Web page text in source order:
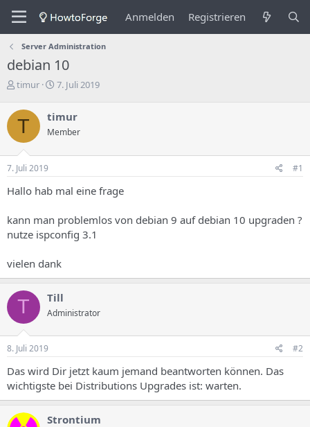
Anmelden Registrieren
Server Administration
debian 10
E
s
t
l
l
e
d
s
T
m
s
timur
E
t
e
l
g
d
a
u
m
7. Juli 2019
T timur
Member
7. Juli 2019 #1
Hallo hab mal eine frage
kann man problemlos von debian 9 auf debian 10 upgraden ?
nutze ispconfig 3.1
vielen dank
T Till
Administrator
8. Juli 2019 #2
Das wird Dir jetzt kaum jemand beantworten können. Das
wichtigste bei Distributions Upgrades ist: warten.
Strontium